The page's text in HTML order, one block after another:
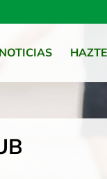
NOTICIAS